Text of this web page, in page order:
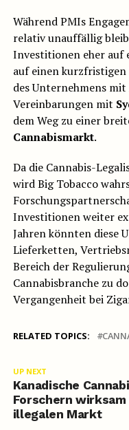
Während PMIs
relativ unauffällig
Investitionen eher auf
auf einen
des Unternehmens mit
Vereinbarungen mit
dem Weg zu einer
Cannabismarkt.
Da die Cannabis-
wird Big Tobacco
Investitionen weiter
Jahren könnten diese
Lieferketten,
Bereich der
Cannabisbranche zu
Vergangenheit bei
RELATED TOPICS:
UP NEXT
Kanadische
Forschern wirksam
illegalen Markt